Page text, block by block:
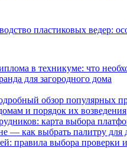
пластиковых ведер:
в техникуме: что
для загородного дома
обзор популярных
и порядок их возведения
карта выбора
— как выбрать палитру для
правила выбора проверки